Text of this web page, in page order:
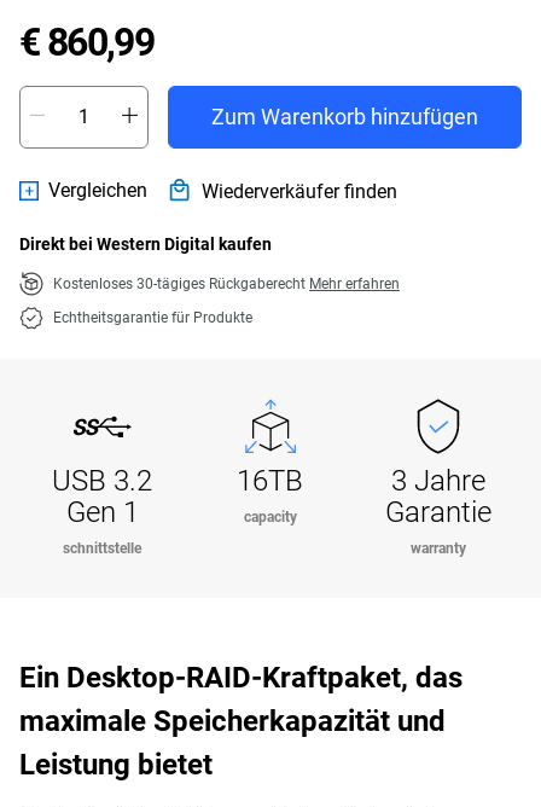
€ 860,99Price € 860,99
Zum Warenkorb hinzufügen
Vergleichen Wiederverkäufer finden
Direkt bei Western Digital kaufen
Kostenloses 30-tägiges Rückgaberecht Mehr erfahren
Echtheitsgarantie für Produkte
USB 3.2
Gen 1
schnittstelle
16TB
capacity
3 Jahre
Garantie
warranty
Ein Desktop-RAID-Kraftpaket, das
maximale Speicherkapazität und
Leistung bietet